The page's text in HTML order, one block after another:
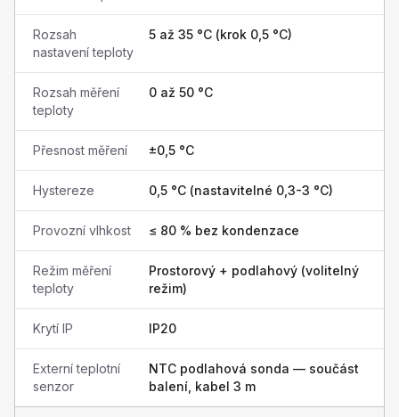
Rozsah
nastavení teploty
5 až 35 °C (krok 0,5 °C)
Rozsah měření
teploty
0 až 50 °C
Přesnost měření ±0,5 °C
Hystereze 0,5 °C (nastavitelné 0,3-3 °C)
Provozní vlhkost ≤ 80 % bez kondenzace
Režim měření
teploty
Prostorový + podlahový (volitelný
režim)
Krytí IP IP20
Externí teplotní
senzor
NTC podlahová sonda — součást
balení, kabel 3 m